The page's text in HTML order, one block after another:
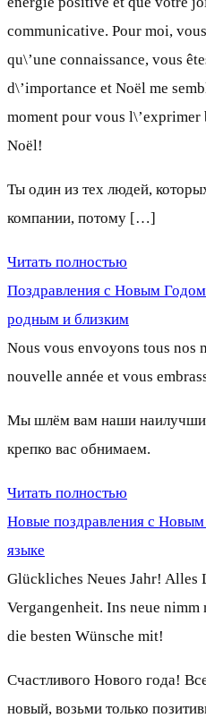
communicative. Pour moi,
qu\’une connaissance, vous
d\’importance et Noël me
moment pour vous l\’exprimer
Noël!
Ты один из тех людей,
компании, потому […]
Читать полностью
Поздравления с Новым
родным и близким
Nous vous envoyons tous
nouvelle année et vous
Мы шлём вам наши
крепко вас обнимаем.
Читать полностью
Новые поздравления с
языке
Glückliches Neues Jahr! Alles
Vergangenheit. Ins neue
die besten Wünsche mit!
Счастливого Нового года!
новый, возьми только